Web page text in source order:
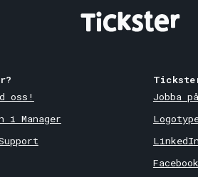
oss!
i Manager
Jobba
LinkedIn
Facebook